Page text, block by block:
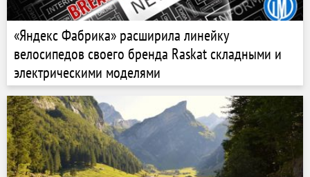
«Яндекс Фабрика» расширила линейку
велосипедов своего бренда Raskat складными и
электрическими моделями